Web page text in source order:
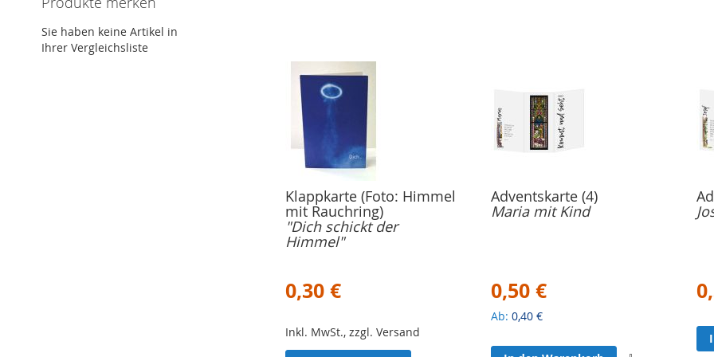
Klappkarte (Foto: Himmel
mit Rauchring)
"Dich schickt der
Himmel"
0,30 €
Inkl. MwSt., zzgl. Versand
Adventskarte (4)
Maria mit Kind
0,50 €
Ab 0,40 €
Sie haben keine Artikel in
Ihrer Vergleichsliste